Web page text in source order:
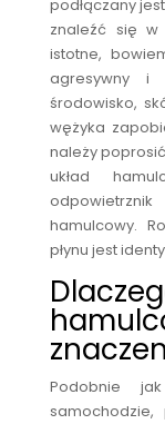
podłączany
znaleźć się
istotne,
agresywny i
środowisko,
wężyka
należy
układ
hamulcowy.
płynu jest
Podobnie